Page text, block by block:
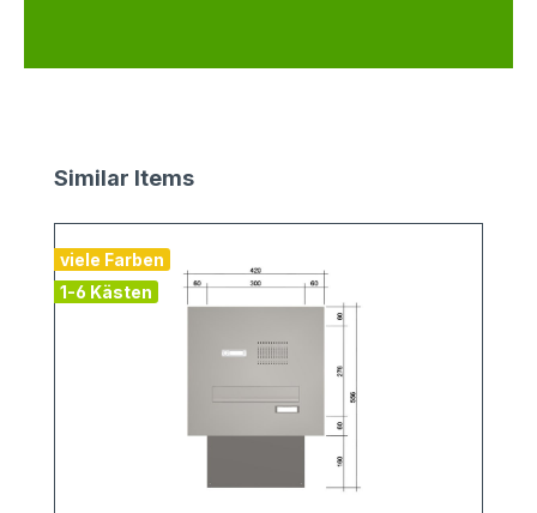
Produktgalerie überspringen
Similar Items
viele Farben
1-6 Kästen